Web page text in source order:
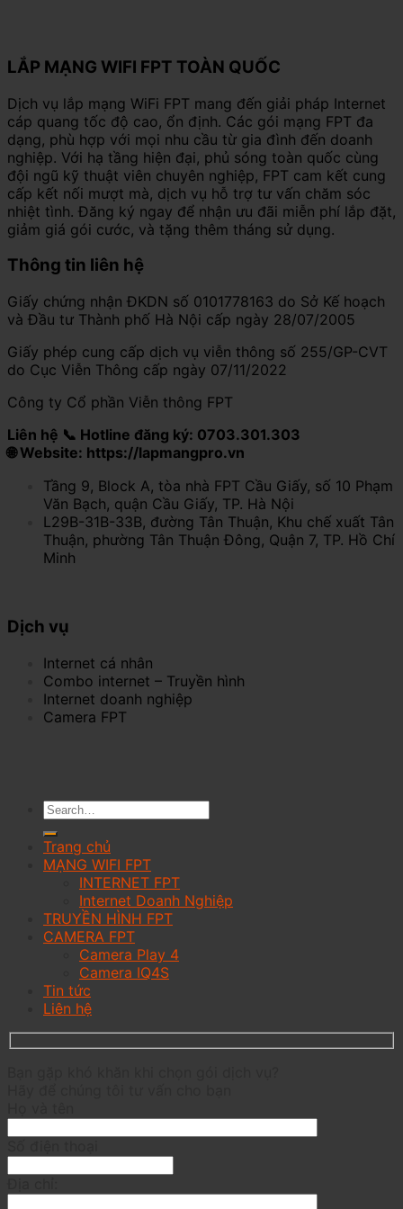
LẮP MẠNG WIFI FPT TOÀN QUỐC
Dịch vụ lắp mạng WiFi FPT mang đến giải pháp Internet
cáp quang tốc độ cao, ổn định. Các gói mạng FPT đa
dạng, phù hợp với mọi nhu cầu từ gia đình đến doanh
nghiệp. Với hạ tầng hiện đại, phủ sóng toàn quốc cùng
đội ngũ kỹ thuật viên chuyên nghiệp, FPT cam kết cung
cấp kết nối mượt mà, dịch vụ hỗ trợ tư vấn chăm sóc
nhiệt tình. Đăng ký ngay để nhận ưu đãi miễn phí lắp đặt,
giảm giá gói cước, và tặng thêm tháng sử dụng.
Thông tin liên hệ
Giấy chứng nhận ĐKDN số 0101778163 do Sở Kế hoạch
và Đầu tư Thành phố Hà Nội cấp ngày 28/07/2005
Giấy phép cung cấp dịch vụ viễn thông số 255/GP-CVT
do Cục Viễn Thông cấp ngày 07/11/2022
Công ty Cổ phần Viễn thông FPT
Liên hệ 📞 Hotline đăng ký: 0703.301.303
🌐 Website: https://lapmangpro.vn
Tầng 9, Block A, tòa nhà FPT Cầu Giấy, số 10 Phạm
Văn Bạch, quận Cầu Giấy, TP. Hà Nội
L29B-31B-33B, đường Tân Thuận, Khu chế xuất Tân
Thuận, phường Tân Thuận Đông, Quận 7, TP. Hồ Chí
Minh
Dịch vụ
Internet cá nhân
Combo internet – Truyền hình
Internet doanh nghiệp
Camera FPT
Trang chủ
MẠNG WIFI FPT
INTERNET FPT
Internet Doanh Nghiệp
TRUYỀN HÌNH FPT
CAMERA FPT
Camera Play 4
Camera IQ4S
Tin tức
Liên hệ